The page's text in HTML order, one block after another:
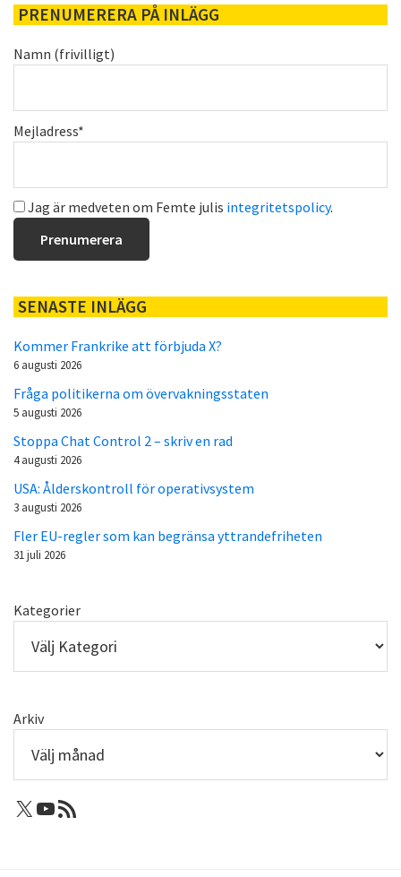
PRENUMERERA PÅ INLÄGG
Namn (frivilligt)
Mejladress*
Jag är medveten om Femte julis integritetspolicy.
SENASTE INLÄGG
Kommer Frankrike att förbjuda X?
6 augusti 2026
Fråga politikerna om övervakningsstaten
5 augusti 2026
Stoppa Chat Control 2 – skriv en rad
4 augusti 2026
USA: Ålderskontroll för operativsystem
3 augusti 2026
Fler EU-regler som kan begränsa yttrandefriheten
31 juli 2026
Kategorier
Arkiv
X: Femtejuli
Youtube
RSS-flöde